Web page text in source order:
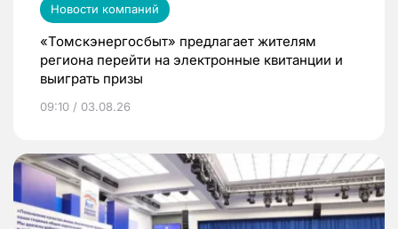
Новости компаний
«Томскэнергосбыт» предлагает жителям
региона перейти на электронные квитанции и
выиграть призы
09:10 / 03.08.26